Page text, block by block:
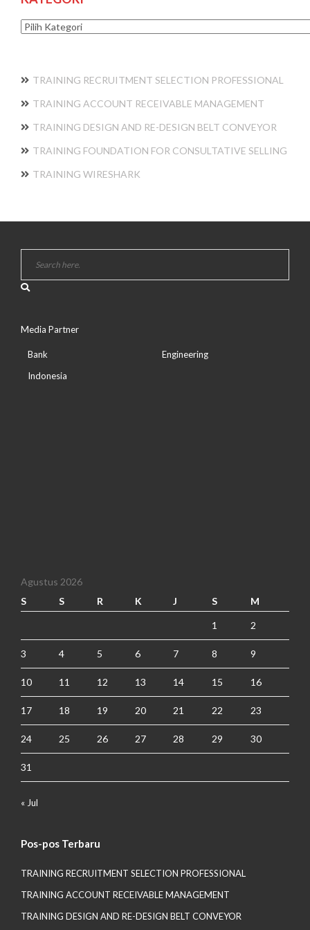
Kategori
TRAINING RECRUITMENT SELECTION PROFESSIONAL
TRAINING ACCOUNT RECEIVABLE MANAGEMENT
TRAINING DESIGN AND RE-DESIGN BELT CONVEYOR
TRAINING FOUNDATION FOR CONSULTATIVE SELLING
TRAINING WIRESHARK
Media Partner
Bank
Indonesia
Engineering
Agustus 2026
S
S R K J S M
1 2
3 4 5 6 7 8 9
10 11 12 13 14 15 16
17 18 19 20 21 22 23
24 25 26 27 28 29 30
31
« Jul
Pos-pos Terbaru
TRAINING RECRUITMENT SELECTION PROFESSIONAL
TRAINING ACCOUNT RECEIVABLE MANAGEMENT
TRAINING DESIGN AND RE-DESIGN BELT CONVEYOR